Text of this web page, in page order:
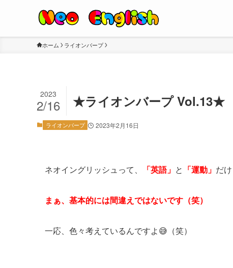
ホーム ライオンバープ
★ライオンバープ Vol.13★
2023
2/16
ライオンバープ 2023年2月16日
ネオイングリッシュって、 「英語」 と 「運動」 だ
まぁ、基本的には間違えではないです（笑）
一応、色々考えているんですよ😅（笑）